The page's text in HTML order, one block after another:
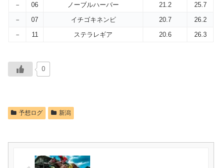
－
06 ノーブルハーバー 21.2
25.7
－
07 イチゴキネンビ 20.7
26.2
－
11 ステラレギア 20.6 26.3
0
予想ログ 新潟